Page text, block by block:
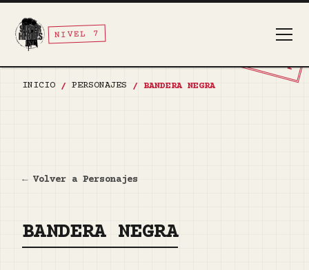
TOP SECRET
NIVEL 7
INICIO / PERSONAJES / BANDERA NEGRA
← Volver a Personajes
BANDERA NEGRA